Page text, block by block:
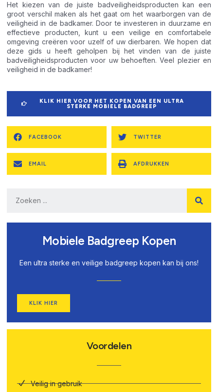
Het kiezen van de juiste badveiligheidsproducten kan een
groot verschil maken als het gaat om het waarborgen van de
veiligheid in de badkamer. Door te investeren in duurzame en
effectieve producten, kunt u een veilige en comfortabele
omgeving creëren voor uzelf of uw dierbaren. We hopen dat
deze gids u heeft geholpen bij het vinden van de juiste
badveiligheidsproducten voor uw behoeften. Veel plezier en
veiligheid in de badkamer!
KLIK HIER VOOR HET KOPEN VAN EEN ULTRA
STERKE MOBIELE BADGREEP
FACEBOOK TWITTER
EMAIL AFDRUKKEN
Mobiele Badgreep Kopen
Een ultra sterke en veilige badgreep kopen kan bij ons!
KLIK HIER
Voordelen
Veilig in gebruik